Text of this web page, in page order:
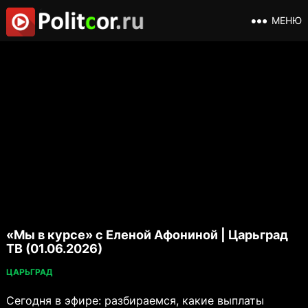
МЕНЮ
«Мы в курсе» с Еленой Афониной | Царьград
ТВ (01.06.2026)
ЦАРЬГРАД
Сегодня в эфире: разбираемся, какие выплаты